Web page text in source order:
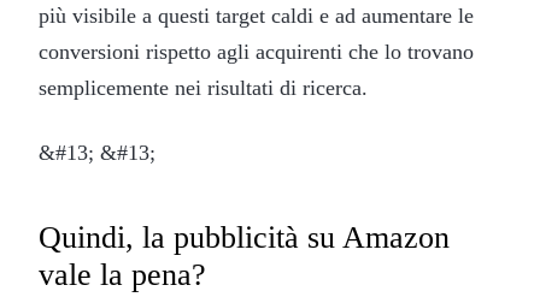
più visibile a questi target caldi e ad aumentare le
conversioni rispetto agli acquirenti che lo trovano
semplicemente nei risultati di ricerca.
&#13; &#13;
Quindi, la pubblicità su Amazon
vale la pena?